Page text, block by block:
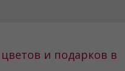
и подарков в